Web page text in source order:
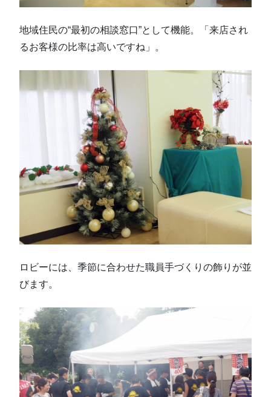
地域住民の“最初の相談窓口”として機能。「来店され
るお客様の比率は高いですね」。
ロビーには、季節に合わせた職員手づくりの飾りが並
びます。